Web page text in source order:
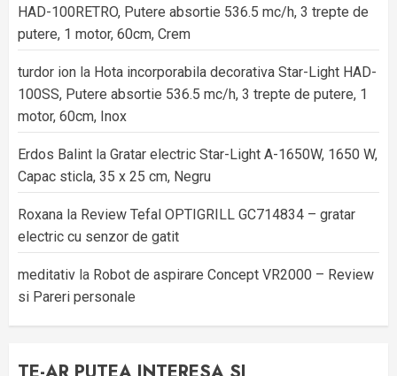
HAD-100RETRO, Putere absortie 536.5 mc/h, 3 trepte de
putere, 1 motor, 60cm, Crem
turdor ion la Hota incorporabila decorativa Star-Light HAD-
100SS, Putere absortie 536.5 mc/h, 3 trepte de putere, 1
motor, 60cm, Inox
Erdos Balint la Gratar electric Star-Light A-1650W, 1650 W,
Capac sticla, 35 x 25 cm, Negru
Roxana la Review Tefal OPTIGRILL GC714834 – gratar
electric cu senzor de gatit
meditativ la Robot de aspirare Concept VR2000 – Review
si Pareri personale